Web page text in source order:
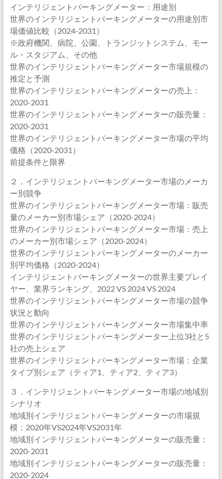
インテリジェントパーキングメーター：用途別
世界のインテリジェントパーキングメーターの用途別市
場価値比較（2024-2031）
※政府機関、病院、公園、トランジットシステム、モー
ル・スタジアム、その他
世界のインテリジェントパーキングメーター市場規模の
推定と予測
世界のインテリジェントパーキングメーターの売上：
2020-2031
世界のインテリジェントパーキングメーターの販売量：
2020-2031
世界のインテリジェントパーキングメーター市場の平均
価格（2020-2031）
前提条件と限界
２．インテリジェントパーキングメーター市場のメーカ
ー別競争
世界のインテリジェントパーキングメーター市場：販売
量のメーカー別市場シェア（2020-2024）
世界のインテリジェントパーキングメーター市場：売上
のメーカー別市場シェア（2020-2024）
世界のインテリジェントパーキングメーターのメーカー
別平均価格（2020-2024）
インテリジェントパーキングメーターの世界主要プレイ
ヤー、業界ランキング、2022 VS 2024 VS 2024
世界のインテリジェントパーキングメーター市場の競争
状況と動向
世界のインテリジェントパーキングメーター市場集中率
世界のインテリジェントパーキングメーター上位3社と5
社の売上シェア
世界のインテリジェントパーキングメーター市場：企業
タイプ別シェア（ティア1、ティア2、ティア3）
３．インテリジェントパーキングメーター市場の地域別
シナリオ
地域別インテリジェントパーキングメーターの市場規
模：2020年VS2024年VS2031年
地域別インテリジェントパーキングメーターの販売量：
2020-2031
地域別インテリジェントパーキングメーターの販売量：
2020-2024